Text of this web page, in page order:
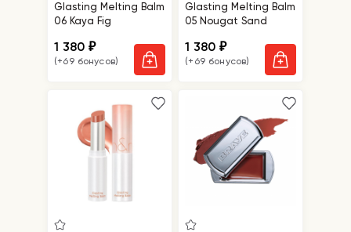
Glasting Melting Balm
06 Kaya Fig
1 380₽
(+69 бонусов)
Glasting Melting Balm
05 Nougat Sand
1 380₽
(+69 бонусов)